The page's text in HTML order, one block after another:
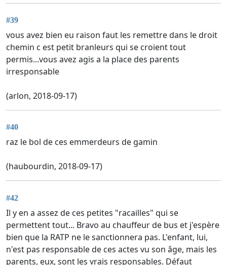
#39
vous avez bien eu raison faut les remettre dans le droit
chemin c est petit branleurs qui se croient tout
permis...vous avez agis a la place des parents
irresponsable
(arlon, 2018-09-17)
#40
raz le bol de ces emmerdeurs de gamin
(haubourdin, 2018-09-17)
#42
Il y en a assez de ces petites "racailles" qui se
permettent tout... Bravo au chauffeur de bus et j'espère
bien que la RATP ne le sanctionnera pas. L'enfant, lui,
n'est pas responsable de ces actes vu son âge, mais les
parents, eux, sont les vrais responsables. Défaut